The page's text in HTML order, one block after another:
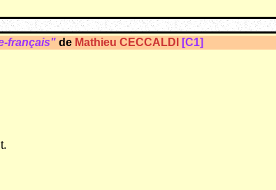
français" de Mathieu CECCALDI [C1]